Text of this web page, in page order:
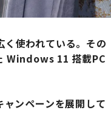
使われている。その
Windows 11 搭載PC
ンペーンを展開して